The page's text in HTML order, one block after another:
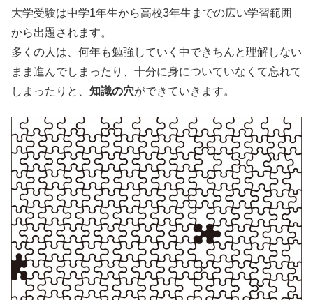
大学受験は中学1年生から高校3年生までの広い学習範囲
から出題されます。
多くの人は、何年も勉強していく中できちんと理解しない
まま進んでしまったり、十分に身についていなくて忘れて
しまったりと、 知識の穴ができていきます。